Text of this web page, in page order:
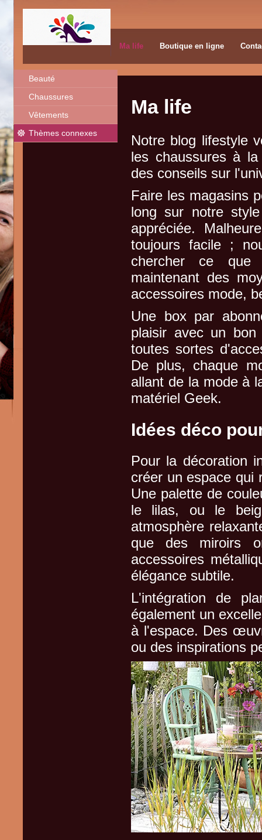
Ma life Boutique en ligne
Beauté
Chaussures
Vêtements
Thèmes connexes
Ma life
Notre blog lifestyle
les chaussures à
des conseils sur
Faire les magasins
long sur notre
appréciée.
toujours facile ;
chercher ce que
maintenant des
accessoires mode,
Une box par
plaisir avec un
toutes sortes
De plus, chaque
allant de la mode à
matériel Geek.
Idées déco
Pour la décoration
créer un espace qui
Une palette de
le lilas, ou le
atmosphère
que des miroirs
accessoires
élégance subtile.
L'intégration de
également un
à l'espace. Des
ou des inspirations